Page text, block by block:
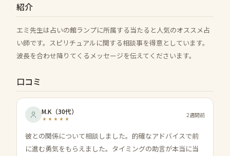
紹介
エミ先生は占いの館ランプに所属する当たると人気のオススメ占
い師です。スピリチュアルに関する相談事を得意としています。
波長を合わせ降りてくるメッセージを伝えてくださいます。
口コミ
M.K （30代） 2週間前
彼との関係について相談しました。的確なアドバイスで前
に進む勇気をもらえました。タイミングの助言が本当に当